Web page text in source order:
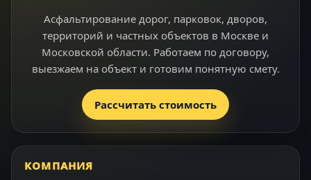
Асфальтирование дорог, парковок, дворов,
территорий и частных объектов в Москве и
Московской области. Работаем по договору,
выезжаем на объект и готовим понятную смету.
Рассчитать стоимость
КОМПАНИЯ